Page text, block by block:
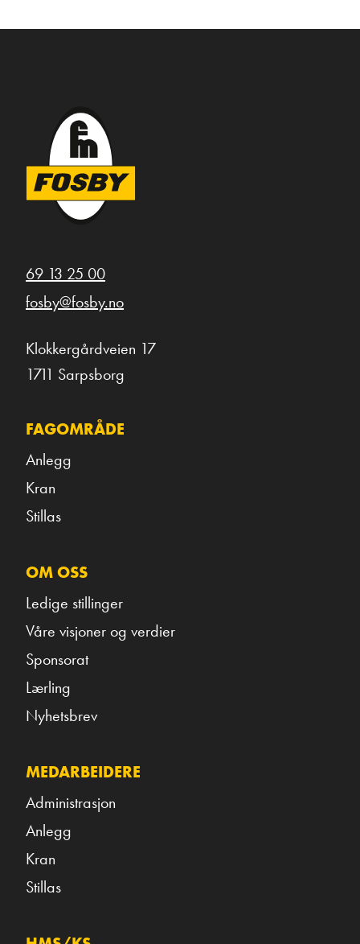
69 13 25 00
fosby@fosby.no
Klokkergårdveien 17
1711 Sarpsborg
FAGOMRÅDE
Anlegg
Kran
Stillas
OM OSS
Ledige stillinger
Våre visjoner og verdier
Sponsorat
Lærling
Nyhetsbrev
MEDARBEIDERE
Administrasjon
Anlegg
Kran
Stillas